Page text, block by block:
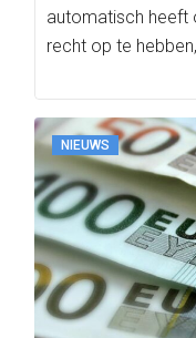
automatisch heeft
recht op te
NIEUWS